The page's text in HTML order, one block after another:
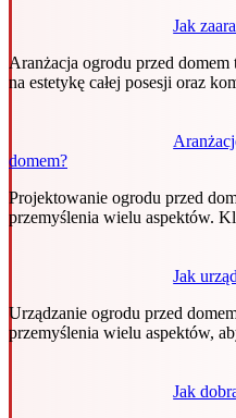
Jak
Aranżacja ogrodu przed
na estetykę całej posesji oraz
domem?
Projektowanie ogrodu przed
przemyślenia wielu aspektów.
Jak
Urządzanie ogrodu przed
przemyślenia wielu aspektów,
Jak